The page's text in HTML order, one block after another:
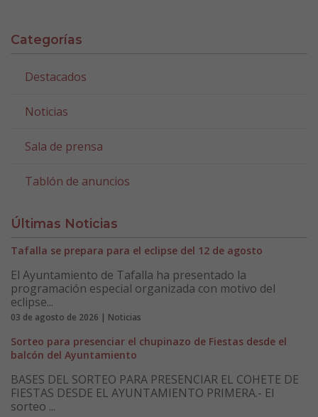
Categorías
Destacados
Noticias
Sala de prensa
Tablón de anuncios
Últimas Noticias
Tafalla se prepara para el eclipse del 12 de agosto
El Ayuntamiento de Tafalla ha presentado la
programación especial organizada con motivo del
eclipse...
03 de agosto de 2026 | Noticias
Sorteo para presenciar el chupinazo de Fiestas desde el
balcón del Ayuntamiento
BASES DEL SORTEO PARA PRESENCIAR EL COHETE DE
FIESTAS DESDE EL AYUNTAMIENTO PRIMERA.- El
sorteo ...